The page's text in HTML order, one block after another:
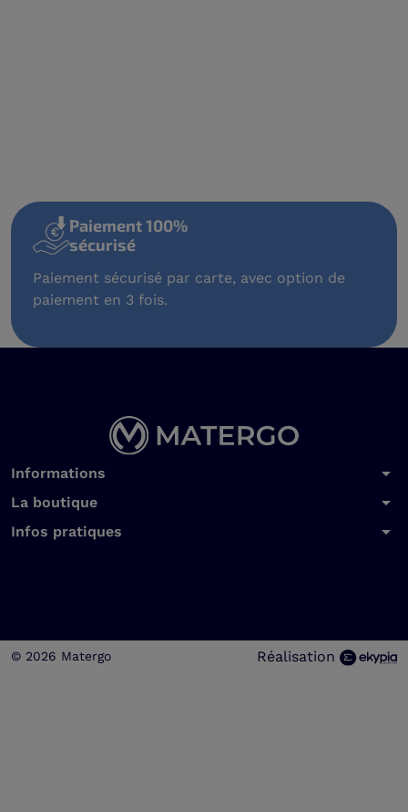
Paiement 100%
sécurisé
Paiement sécurisé par carte, avec option de
paiement en 3 fois.
Informations arrow_drop_down
La boutique arrow_drop_down
Infos pratiques arrow_drop_down
© 2026 Matergo Réalisation